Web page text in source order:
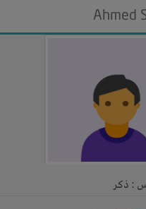
Ahmed
: ذكر